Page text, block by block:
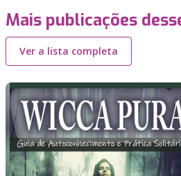
Mais publicações
Ver a lista completa